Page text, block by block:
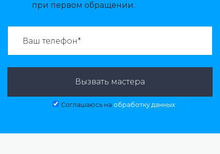
при первом обращении.
Вызвать мастера
Соглашаюсь на обработку данных